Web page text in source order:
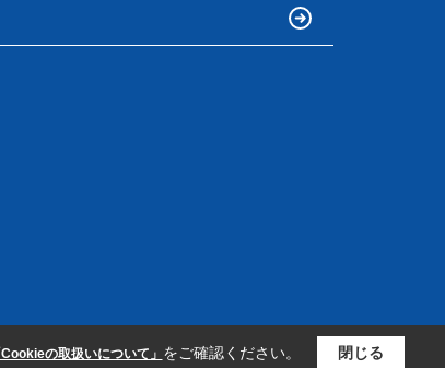
の取扱いについて」 をご確認ください。 閉じる